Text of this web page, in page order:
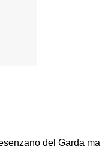
del Garda ma